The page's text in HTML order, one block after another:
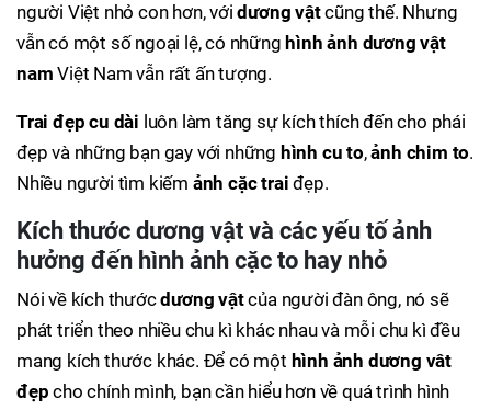
người Việt nhỏ con hơn, vớidương vậtcũng thế. Nhưng
vẫn có một số ngoại lệ, có những hình ảnh dương vật
nam Việt Nam vẫn rất ấn tượng.
Trai đẹp cu dài luôn làm tăng sự kích thích đến cho phái
đẹp và những bạn gay với những hình cu to,ảnh chim to.
Nhiều người tìm kiếm ảnh cặc trai đẹp.
Kích thước dương vật và các yếu tố ảnh
hưởng đến hình ảnh cặc to hay nhỏ
Nói về kích thướcdương vậtcủa người đàn ông, nó sẽ
phát triển theo nhiều chu kì khác nhau và mỗi chu kì đều
mang kích thước khác. Để có một hình ảnh dương vât
đẹp cho chính mình, bạn cần hiểu hơn về quá trình hình